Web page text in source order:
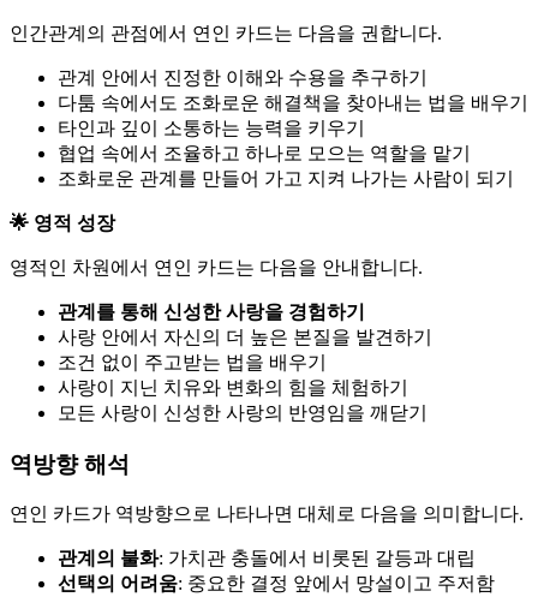
인간관계의 관점에서 연인 카드는 다음을 권합니다.
관계 안에서 진정한 이해와 수용을 추구하기
다툼 속에서도 조화로운 해결책을 찾아내는 법을 배우기
타인과 깊이 소통하는 능력을 키우기
협업 속에서 조율하고 하나로 모으는 역할을 맡기
조화로운 관계를 만들어 가고 지켜 나가는 사람이 되기
🌟 영적 성장
영적인 차원에서 연인 카드는 다음을 안내합니다.
관계를 통해 신성한 사랑을 경험하기
사랑 안에서 자신의 더 높은 본질을 발견하기
조건 없이 주고받는 법을 배우기
사랑이 지닌 치유와 변화의 힘을 체험하기
모든 사랑이 신성한 사랑의 반영임을 깨닫기
역방향 해석
연인 카드가 역방향으로 나타나면 대체로 다음을 의미합니다.
관계의 불화: 가치관 충돌에서 비롯된 갈등과 대립
선택의 어려움: 중요한 결정 앞에서 망설이고 주저함